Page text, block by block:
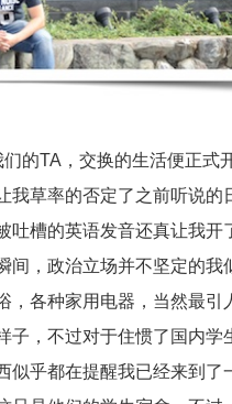
的TA，交换的生活便正式
我草率的否定了之前听说的
吐槽的英语发音还真让我开
间，政治立场并不坚定的我
，各种家用电器，当然最引
子，不过对于住惯了国内学
似乎都在提醒我已经来到了